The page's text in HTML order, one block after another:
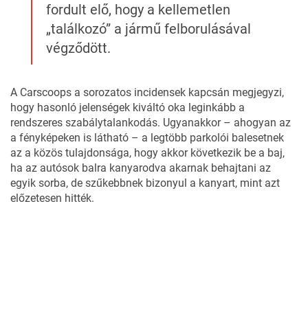
fordult elő, hogy a kellemetlen
„találkozó” a jármű felborulásával
végződött.
A Carscoops a sorozatos incidensek kapcsán megjegyzi,
hogy hasonló jelenségek kiváltó oka leginkább a
rendszeres szabálytalankodás. Ugyanakkor – ahogyan az
a fényképeken is látható – a legtöbb parkolói balesetnek
az a közös tulajdonsága, hogy akkor következik be a baj,
ha az autósok balra kanyarodva akarnak behajtani az
egyik sorba, de szűkebbnek bizonyul a kanyart, mint azt
előzetesen hitték.